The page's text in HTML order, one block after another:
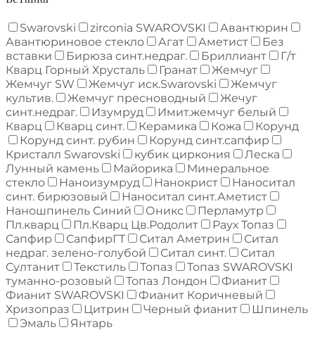
Swarovski zirconia SWAROVSKI
Авантюрин
Авантюриновое стекло
Агат Аметист
Без
вставки
Бирюза синт.недраг. Бриллиант
Г/т
Кварц Горный Хрусталь
Гранат
Жемчуг
Жемчуг SW
Жемчуг иск.Swarovski
Жемчуг
культив.
Жемчуг пресноводный
Жечуг
синт.недраг.
Изумруд
Имит.жемчуг белый
Кварц
Кварц синт. Керамика Кожа
Корунд
Корунд синт. рубин
Корунд синт.сапфир
Кристалл Swarovski
кубик циркония
Леска
Лунный камень
Майорика
Минеральное
стекло
Наноизумруд Нанокрист
Наноситал
синт. бирюзовый
Наноситал синт.Аметист
Наношпинель Синий
Оникс
Перламутр
Пл.кварц
Пл.Кварц Цв.Родолит
Раух Топаз
Сапфир
СапфирГТ Ситал Аметрин
Ситал
недраг. зелено-голубой
Ситал синт.
Ситал
Султанит
Текстиль Топаз
Топаз SWAROVSKI
туманно-розовый
Топаз Лондон
Фианит
Фианит SWAROVSKI
Фианит Коричневый
Хризопраз
Цитрин Черный фианит
Шпинель
Эмаль
Янтарь